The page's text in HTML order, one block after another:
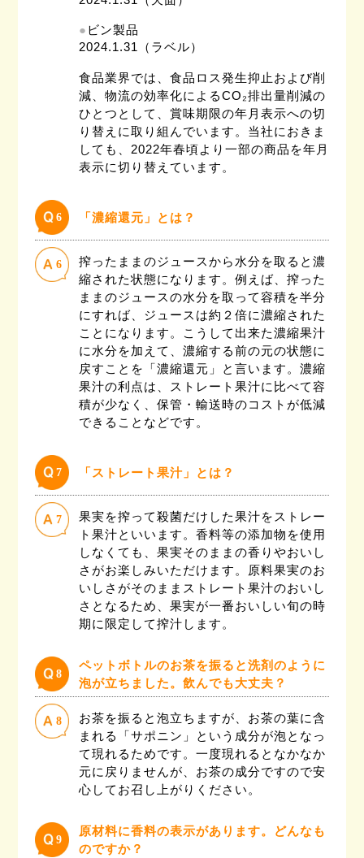
● ビン製品
2024.1.31（ラベル）
食品業界では、食品ロス発生抑止および削
減、物流の効率化によるCO₂排出量削減の
ひとつとして、賞味期限の年月表示への切
り替えに取り組んでいます。当社におきま
しても、2022年春頃より一部の商品を年月
表示に切り替えています。
6 「濃縮還元」とは？
6
搾ったままのジュースから水分を取ると濃
縮された状態になります。例えば、搾った
ままのジュースの水分を取って容積を半分
にすれば、ジュースは約２倍に濃縮された
ことになります。こうして出来た濃縮果汁
に水分を加えて、濃縮する前の元の状態に
戻すことを「濃縮還元」と言います。濃縮
果汁の利点は、ストレート果汁に比べて容
積が少なく、保管・輸送時のコストが低減
できることなどです。
7 「ストレート果汁」とは？
7
果実を搾って殺菌だけした果汁をストレー
ト果汁といいます。香料等の添加物を使用
しなくても、果実そのままの香りやおいし
さがお楽しみいただけます。原料果実のお
いしさがそのままストレート果汁のおいし
さとなるため、果実が一番おいしい旬の時
期に限定して搾汁します。
8
ペットボトルのお茶を振ると洗剤のように
泡が立ちました。飲んでも大丈夫？
8
お茶を振ると泡立ちますが、お茶の葉に含
まれる「サポニン」という成分が泡となっ
て現れるためです。一度現れるとなかなか
元に戻りませんが、お茶の成分ですので安
心してお召し上がりください。
9
原材料に香料の表示があります。どんなも
のですか？